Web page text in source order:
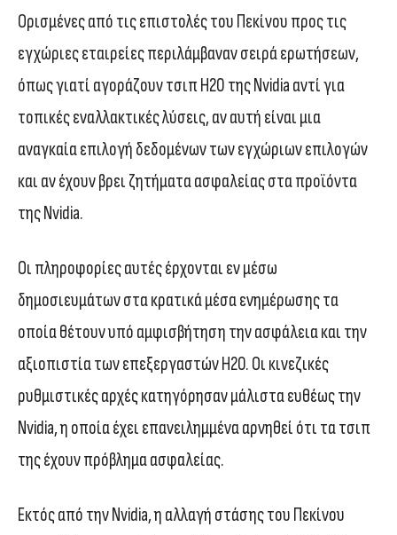
Ορισμένες από τις επιστολές του Πεκίνου προς τις
εγχώριες εταιρείες περιλάμβαναν σειρά ερωτήσεων,
όπως γιατί αγοράζουν τσιπ H20 της Nvidia αντί για
τοπικές εναλλακτικές λύσεις, αν αυτή είναι μια
αναγκαία επιλογή δεδομένων των εγχώριων επιλογών
και αν έχουν βρει ζητήματα ασφαλείας στα προϊόντα
της Nvidia.
Οι πληροφορίες αυτές έρχονται εν μέσω
δημοσιευμάτων στα κρατικά μέσα ενημέρωσης τα
οποία θέτουν υπό αμφισβήτηση την ασφάλεια και την
αξιοπιστία των επεξεργαστών H20. Οι κινεζικές
ρυθμιστικές αρχές κατηγόρησαν μάλιστα ευθέως την
Nvidia, η οποία έχει επανειλημμένα αρνηθεί ότι τα τσιπ
της έχουν πρόβλημα ασφαλείας.
Εκτός από την Nvidia, η αλλαγή στάσης του Πεκίνου